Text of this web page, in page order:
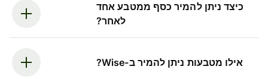
כיצד ניתן להמיר כסף ממטבע אחד
לאחר?
אילו מטבעות ניתן להמיר ב-Wise?